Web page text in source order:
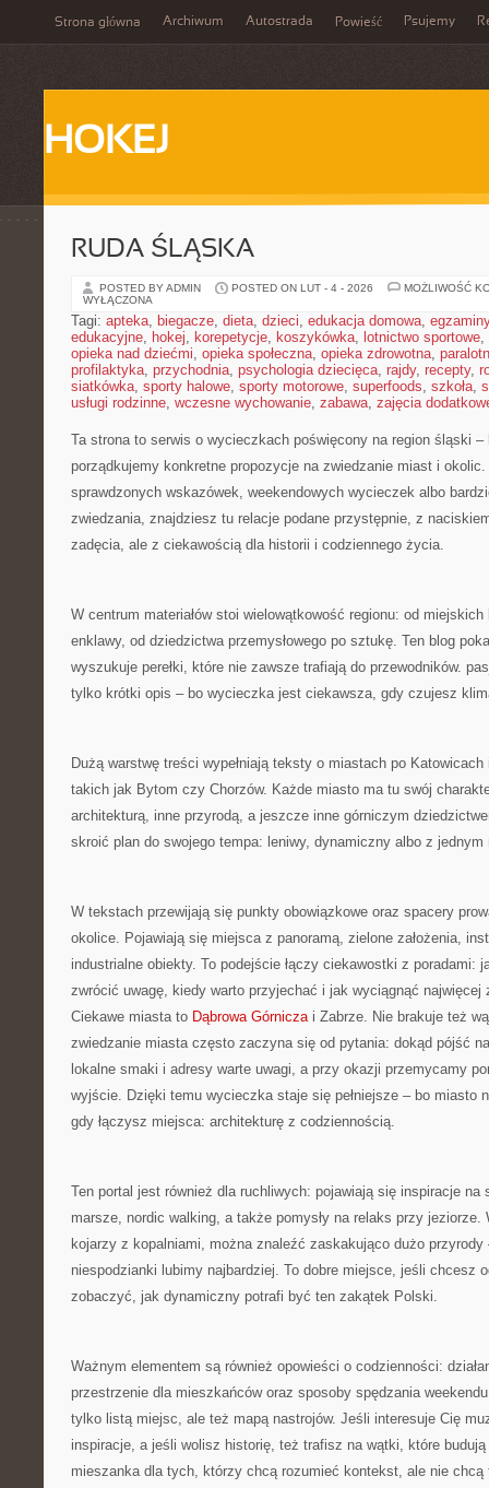
Strona główna Archiwum Autostrada Powieść Psujemy
HOKEJ
RUDA ŚLĄSKA
POSTED BY ADMIN POSTED ON LUT - 4 - 2026
MOŻLIWOŚĆ
WYŁĄCZONA
Tagi: apteka, biegacze, dieta, dzieci, edukacja domowa, egzaminy
edukacyjne, hokej, korepetycje, koszykówka, lotnictwo sportowe,
opieka nad dziećmi, opieka społeczna, opieka zdrowotna,
profilaktyka, przychodnia, psychologia dziecięca, rajdy, recepty,
siatkówka, sporty halowe, sporty motorowe, superfoods, szkoła,
usługi rodzinne, wczesne wychowanie, zabawa, zajęcia
Ta strona to serwis o wycieczkach poświęcony na region śląski
porządkujemy konkretne propozycje na zwiedzanie miast i
sprawdzonych wskazówek, weekendowych wycieczek albo
zwiedzania, znajdziesz tu relacje podane przystępnie, z
zadęcia, ale z ciekawością dla historii i codziennego życia.
W centrum materiałów stoi wielowątkowość regionu: od miejskich
enklawy, od dziedzictwa przemysłowego po sztukę. Ten blog
wyszukuje perełki, które nie zawsze trafiają do przewodników.
tylko krótki opis – bo wycieczka jest ciekawsza, gdy czujesz
Dużą warstwę treści wypełniają teksty o miastach po
takich jak Bytom czy Chorzów. Każde miasto ma tu swój
architekturą, inne przyrodą, a jeszcze inne górniczym
skroić plan do swojego tempa: leniwy, dynamiczny albo z jednym
W tekstach przewijają się punkty obowiązkowe oraz spacery
okolice. Pojawiają się miejsca z panoramą, zielone założenia,
industrialne obiekty. To podejście łączy ciekawostki z poradami:
zwrócić uwagę, kiedy warto przyjechać i jak wyciągnąć najwięcej
Ciekawe miasta to Dąbrowa Górniczai Zabrze. Nie brakuje też
zwiedzanie miasta często zaczyna się od pytania: dokąd pójść
lokalne smaki i adresy warte uwagi, a przy okazji przemycamy
wyjście. Dzięki temu wycieczka staje się pełniejsze – bo miasto
gdy łączysz miejsca: architekturę z codziennością.
Ten portal jest również dla ruchliwych: pojawiają się inspiracje na
marsze, nordic walking, a także pomysły na relaks przy jeziorze.
kojarzy z kopalniami, można znaleźć zaskakująco dużo przyrody
niespodzianki lubimy najbardziej. To dobre miejsce, jeśli chcesz
zobaczyć, jak dynamiczny potrafi być ten zakątek Polski.
Ważnym elementem są również opowieści o codzienności:
przestrzenie dla mieszkańców oraz sposoby spędzania
tylko listą miejsc, ale też mapą nastrojów. Jeśli interesuje Cię
inspiracje, a jeśli wolisz historię, też trafisz na wątki, które
mieszanka dla tych, którzy chcą rozumieć kontekst, ale nie chcą